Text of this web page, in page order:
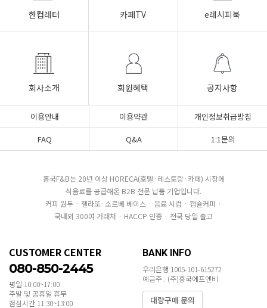
한컵레터 카페TV e레시피북
회사소개 회원혜택 공지사항
이용안내 이용약관
개인정보취급방침
FAQ
Q&A 1:1문의
흥국F&B는 20년 이상 HORECA(호텔·레스토랑·카페) 시장에
식음료를 공급해온 B2B 전문 납품 기업입니다.
커피 원두 · 젤라또·소르베 베이스 · 음료 시럽 · 캡슐커피 ·
국내외 300여 거래처 · HACCP 인증 · 전국 당일 출고
CUSTOMER CENTER
080-850-2445
평일 10:00~17:00
주말 및 공휴일 휴무
점심시간 11:30~13:00
BANK INFO
우리은행 1005-101-615272
예금주 : (주)흥국에프엔비
대량구매 문의